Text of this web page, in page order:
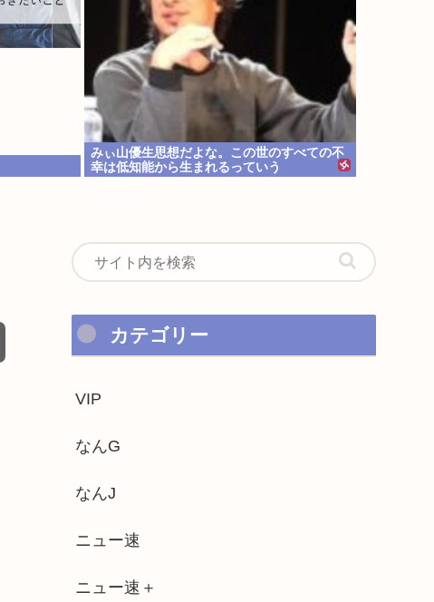
みぃ山優生思想だよな。この世のすべての不
幸は低知能から生まれるっていう
カテゴリー
VIP
なんG
なんJ
ニュー速
ニュー速＋